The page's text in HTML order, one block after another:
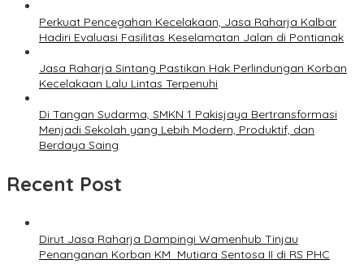
Perkuat Pencegahan Kecelakaan, Jasa Raharja Kalbar
Hadiri Evaluasi Fasilitas Keselamatan Jalan di Pontianak
Jasa Raharja Sintang Pastikan Hak Perlindungan Korban
Kecelakaan Lalu Lintas Terpenuhi
Di Tangan Sudarma, SMKN 1 Pakisjaya Bertransformasi
Menjadi Sekolah yang Lebih Modern, Produktif, dan
Berdaya Saing
Recent Post
Dirut Jasa Raharja Dampingi Wamenhub Tinjau
Penanganan Korban KM Mutiara Sentosa II di RS PHC